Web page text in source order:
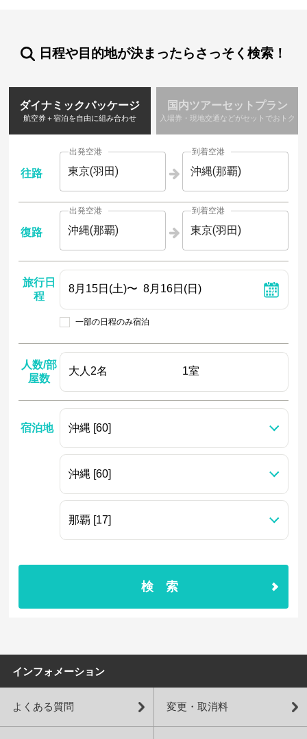
日程や目的地が決まったらさっそく検索！
ダイナミックパッケージ
航空券＋宿泊を自由に組み合わせ
国内ツアーセットプラン
入場券・現地交通などがセットでおトク
往路
出発空港
東京(羽田)
到着空港
沖縄(那覇)
復路
出発空港
沖縄(那覇)
到着空港
東京(羽田)
旅行日
程
一部の日程のみ宿泊
人数/部
屋数
宿泊地
検索
インフォメーション
よくある質問 変更・取消料